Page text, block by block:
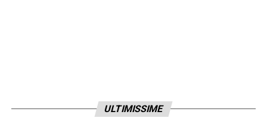
ULTIMISSIME